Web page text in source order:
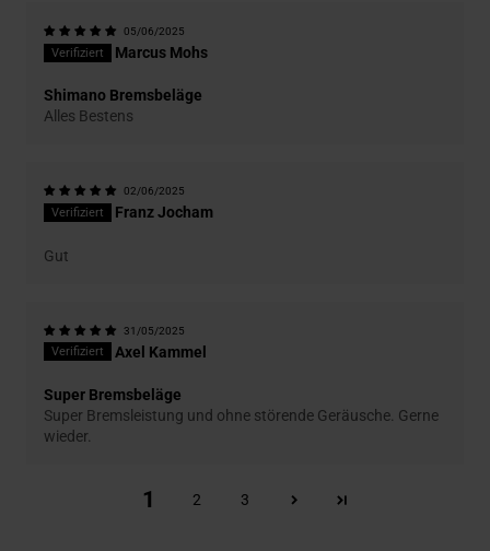
05/06/2025
Marcus Mohs
Shimano Bremsbeläge
Alles Bestens
02/06/2025
Franz Jocham
Gut
31/05/2025
Axel Kammel
Super Bremsbeläge
Super Bremsleistung und ohne störende Geräusche. Gerne
wieder.
1 2 3